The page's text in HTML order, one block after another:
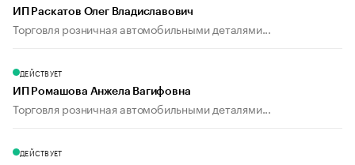
ИП Раскатов Олег Владиславович
Торговля розничная автомобильными деталями...
ДЕЙСТВУЕТ
ИП Ромашова Анжела Вагифовна
Торговля розничная автомобильными деталями...
ДЕЙСТВУЕТ